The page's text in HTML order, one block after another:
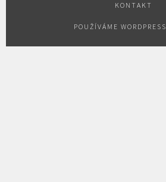
KONTAKT
POUŽÍVÁME WORDPRESS